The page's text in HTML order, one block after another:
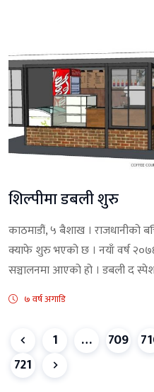
शिल्पीमा डबली शुरु
काठमाडौं, ५ बैशाख । राजधानीको
क्याफे शुरु भएको छ । नयाँ वर्ष
सञ्चालनमा आएको हो । डबली द
७ वर्ष अगाडि
1 … 709
721